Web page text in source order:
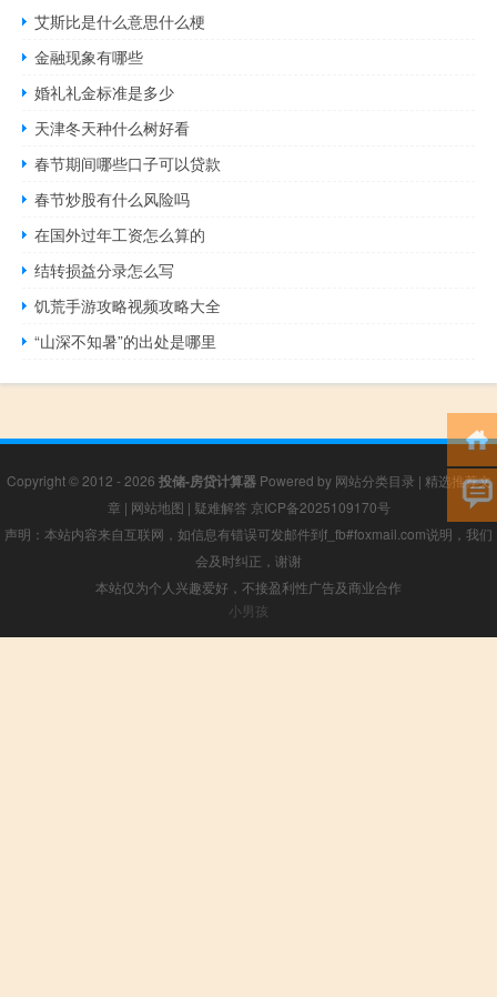
艾斯比是什么意思什么梗
金融现象有哪些
婚礼礼金标准是多少
天津冬天种什么树好看
春节期间哪些口子可以贷款
春节炒股有什么风险吗
在国外过年工资怎么算的
结转损益分录怎么写
饥荒手游攻略视频攻略大全
“山深不知暑”的出处是哪里
Copyright © 2012 - 2026 投储-房贷计算器Powered by 网站分类目录 | 精选推荐文
章 | 网站地图 | 疑难解答 京ICP备2025109170号
声明：本站内容来自互联网，如信息有错误可发邮件到f_fb#foxmail.com说明，我们
会及时纠正，谢谢
本站仅为个人兴趣爱好，不接盈利性广告及商业合作
小男孩